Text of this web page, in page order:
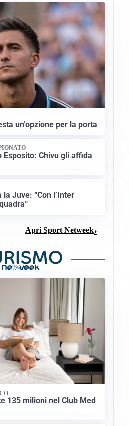
un’opzione per la porta
Esposito: Chivu gli affida
Juve: “Con l’Inter
Apri Sport Netweek
135 milioni nel Club Med